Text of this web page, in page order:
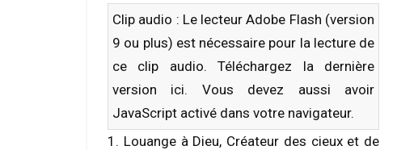
Clip audio : Le lecteur Adobe Flash (version
9 ou plus) est nécessaire pour la lecture de
ce clip audio. Téléchargez la dernière
version ici. Vous devez aussi avoir
JavaScript activé dans votre navigateur.
1. Louange à Dieu, Créateur des cieux et de